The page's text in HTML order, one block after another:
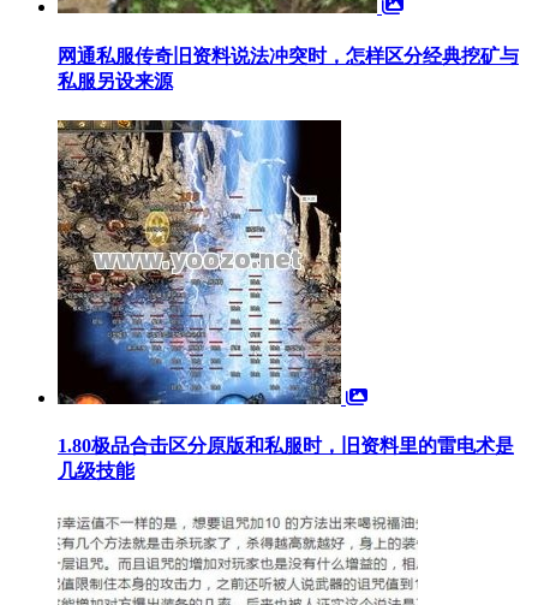
网通私服传奇旧资料说法冲突时，怎样区分经典挖矿与
私服另设来源
1.80极品合击区分原版和私服时，旧资料里的雷电术是
几级技能